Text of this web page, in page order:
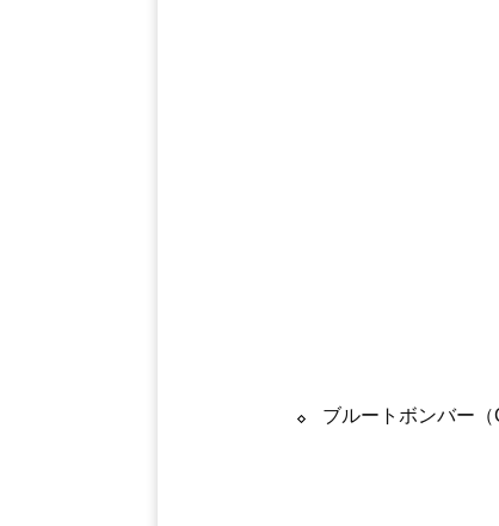
ブルートボンバー（